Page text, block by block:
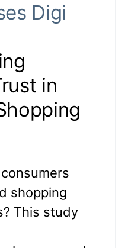
Digi
in
shopping
This study